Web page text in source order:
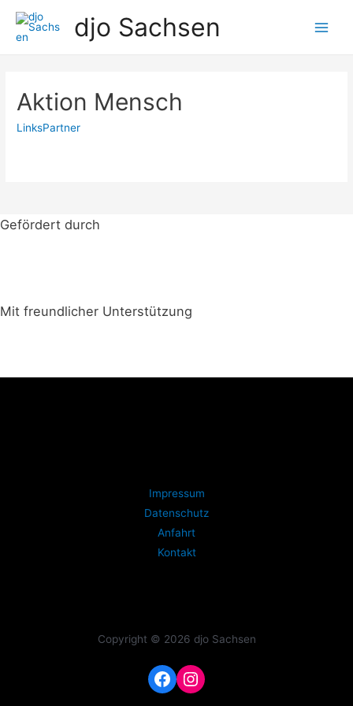
Inhalt
djo Sachsen
Aktion Mensch
LinksPartner
Gefördert durch
Mit freundlicher Unterstützung
Impressum
Datenschutz
Anfahrt
Kontakt
Copyright © 2026 djo Sachsen
Facebook
Instagram